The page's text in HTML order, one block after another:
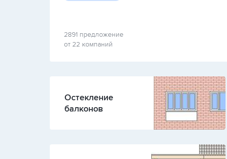
2891 предложение
от 22 компаний
Остекление
балконов